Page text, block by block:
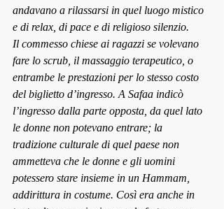
andavano a rilassarsi in quel luogo mistico
e di relax, di pace e di religioso silenzio.
Il commesso chiese ai ragazzi se volevano
fare lo scrub, il massaggio terapeutico, o
entrambe le prestazioni per lo stesso costo
del biglietto d’ingresso. A Safaa indicò
l’ingresso dalla parte opposta, da quel lato
le donne non potevano entrare; la
tradizione culturale di quel paese non
ammetteva che le donne e gli uomini
potessero stare insieme in un Hammam,
addirittura in costume. Così era anche in